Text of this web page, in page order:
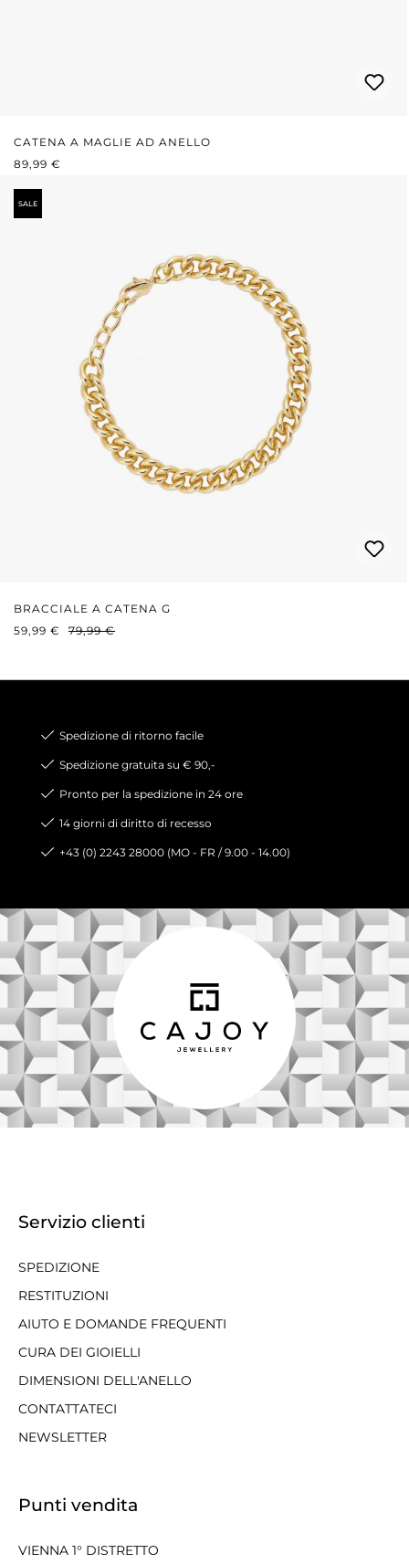
CATENA A MAGLIE AD ANELLO
PREZZO NORMALE:
89,99 €
SALE
BRACCIALE A CATENA G
PREZZO DI VENDITA:
59,99 € PREZZO NORMALE:
79,99 €
Spedizione di ritorno facile
Spedizione gratuita su € 90,-
Pronto per la spedizione in 24 ore
14 giorni di diritto di recesso
+43 (0) 2243 28000 (MO - FR / 9.00 - 14.00)
Servizio clienti
SPEDIZIONE
RESTITUZIONI
AIUTO E DOMANDE FREQUENTI
CURA DEI GIOIELLI
DIMENSIONI DELL'ANELLO
CONTATTATECI
NEWSLETTER
Punti vendita
VIENNA 1° DISTRETTO